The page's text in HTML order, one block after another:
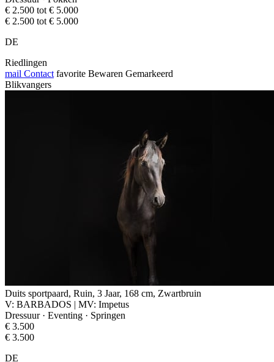
€ 2.500 tot € 5.000
€ 2.500 tot € 5.000
DE
Riedlingen
mail Contact favorite Bewaren Gemarkeerd
Blikvangers
Duits sportpaard, Ruin, 3 Jaar, 168 cm, Zwartbruin
V: BARBADOS | MV: Impetus
Dressuur · Eventing · Springen
€ 3.500
€ 3.500
DE